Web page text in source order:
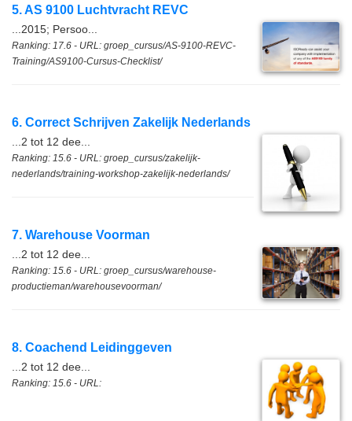
5. AS 9100 Luchtvracht REVC
...2015; Persoo...
Ranking: 17.6 - URL: groep_cursus/AS-9100-REVC-
Training/AS9100-Cursus-Checklist/
6. Correct Schrijven Zakelijk Nederlands
...2 tot 12 dee...
Ranking: 15.6 - URL: groep_cursus/zakelijk-
nederlands/training-workshop-zakelijk-nederlands/
7. Warehouse Voorman
...2 tot 12 dee...
Ranking: 15.6 - URL: groep_cursus/warehouse-
productieman/warehousevoorman/
8. Coachend Leidinggeven
...2 tot 12 dee...
Ranking: 15.6 - URL: